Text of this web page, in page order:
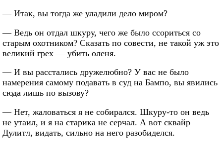
— Итак, вы тогда же уладили дело миром?
— Ведь он отдал шкуру, чего же было ссориться со
старым охотником? Сказать по совести, не такой уж это
великий грех — убить оленя.
— И вы расстались дружелюбно? У вас не было
намерения самому подавать в суд на Бампо, вы явились
сюда лишь по вызову?
— Нет, жаловаться я не собирался. Шкуру-то он ведь
не утаил, и я на старика не серчал. А вот сквайр
Дулитл, видать, сильно на него разобиделся.